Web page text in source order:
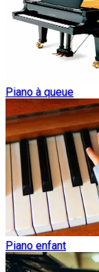
Piano à queue
Piano enfant